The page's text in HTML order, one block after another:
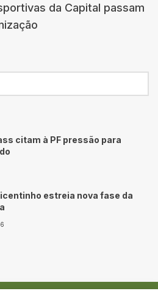
da Capital passam
citam à PF pressão para
estreia nova fase da